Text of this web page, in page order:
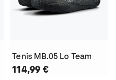
Tenis MB.05 Lo Team
114,99 €